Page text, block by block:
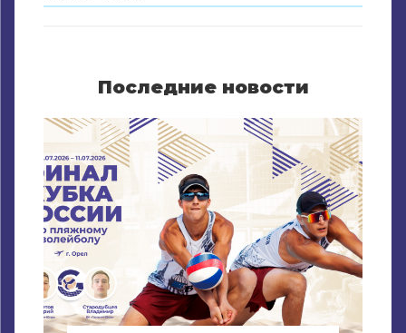
Последние новости